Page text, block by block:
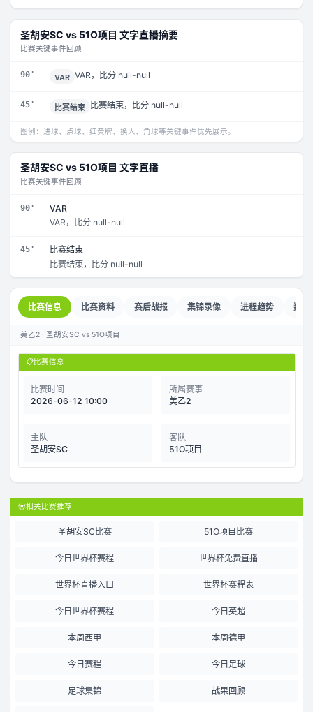
圣胡安SC vs 51O项目 文字直播摘要
比赛关键事件回顾
90' VAR VAR，比分 null-null
45' 比赛结束 比赛结束，比分 null-null
图例：进球、点球、红黄牌、换人、角球等关键事件优先展示。
圣胡安SC vs 51O项目 文字直播
比赛关键事件回顾
90'
VAR
VAR，比分 null-null
45'
比赛结束
比赛结束，比分 null-null
比赛信息 比赛资料 赛后战报 集锦录像 进程趋势 数据
美乙2 · 圣胡安SC vs 51O项目
📋比赛信息
比赛时间
2026-06-12 10:00
所属赛事
美乙2
主队
圣胡安SC
客队
51O项目
⚽相关比赛推荐
圣胡安SC比赛 51O项目比赛
今日世界杯赛程 世界杯免费直播
世界杯直播入口 世界杯赛程表
今日世界杯赛程 今日英超
本周西甲 本周德甲
今日赛程 今日足球
足球集锦 战果回顾